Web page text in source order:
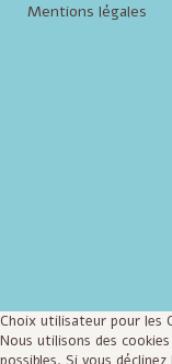
Mentions légales
Choix utilisateur pour les
Nous utilisons des